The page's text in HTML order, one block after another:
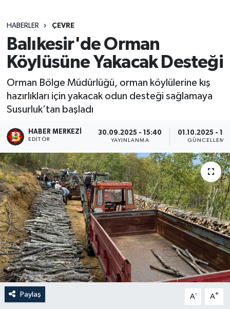
HABERLER ÇEVRE
Balıkesir'de Orman
Köylüsüne Yakacak Desteği
Orman Bölge Müdürlüğü, orman köylülerine kış
hazırlıkları için yakacak odun desteği sağlamaya
Susurluk’tan başladı
HABER MERKEZI
EDITÖR
30.09.2025 - 15:40
YAYINLANMA
01.10.2025 -
GÜNCELLEME
Paylaş A- A+